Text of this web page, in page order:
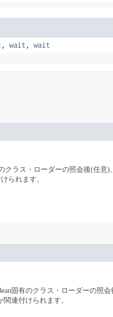
, wait , wait
クラス・ローダーの照会後(任
られます。
固有のクラス・ローダーの照
連付けられます。